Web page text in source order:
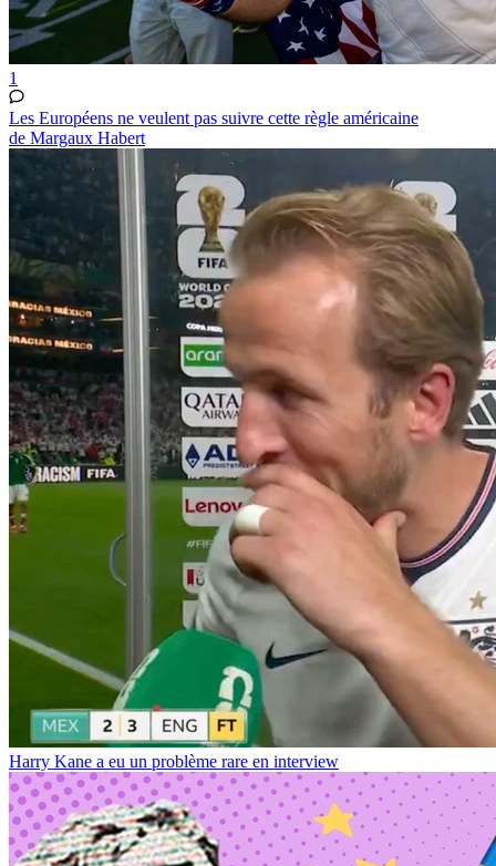
1
Les Européens ne veulent pas suivre cette règle américaine
de Margaux Habert
Harry Kane a eu un problème rare en interview